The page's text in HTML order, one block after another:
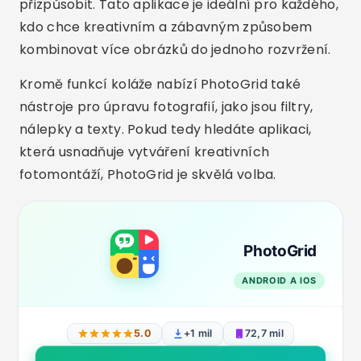
přizpůsobit. Tato aplikace je ideální pro každého,
kdo chce kreativním a zábavným způsobem
kombinovat více obrázků do jednoho rozvržení.
Kromě funkcí koláže nabízí PhotoGrid také
nástroje pro úpravu fotografií, jako jsou filtry,
nálepky a texty. Pokud tedy hledáte aplikaci,
která usnadňuje vytváření kreativních
fotomontáží, PhotoGrid je skvělá volba.
PhotoGrid
ANDROID A IOS
5.0 +1 mil 72,7 mil